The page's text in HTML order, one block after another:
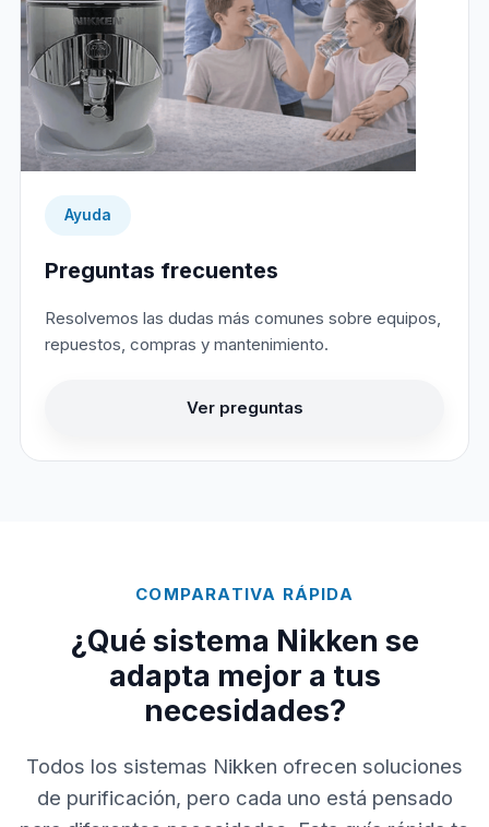
Ayuda
Preguntas frecuentes
Resolvemos las dudas más comunes sobre equipos,
repuestos, compras y mantenimiento.
Ver preguntas
COMPARATIVA RÁPIDA
¿Qué sistema Nikken se
adapta mejor a tus
necesidades?
Todos los sistemas Nikken ofrecen soluciones
de purificación, pero cada uno está pensado